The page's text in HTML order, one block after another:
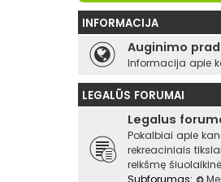
INFORMACIJA
Auginimo
Informacija apie
LEGALŪS FORUMAI
Legalus
Pokalbiai apie
rekreaciniais
reikšmę
Subforumas: